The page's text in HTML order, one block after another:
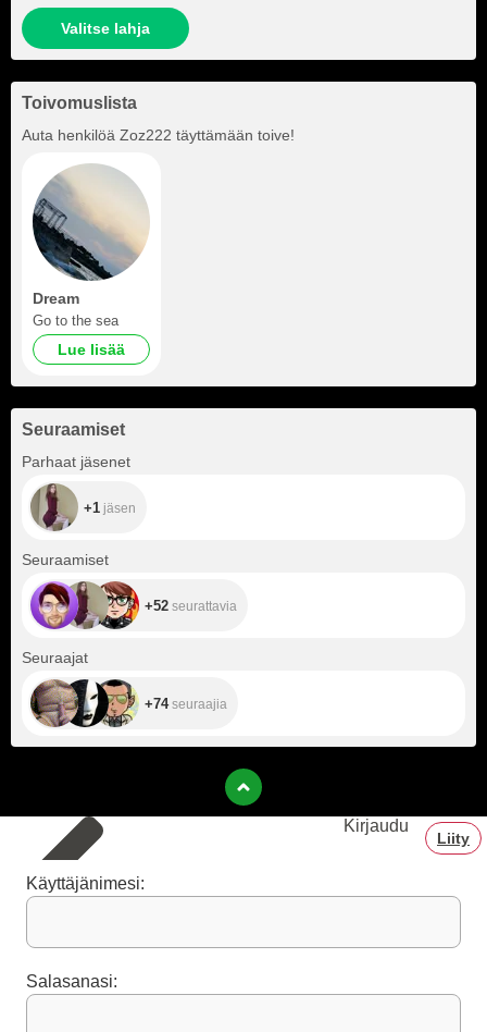
Valitse lahja
Toivomuslista
Auta henkilöä Zoz222 täyttämään toive!
Dream
Go to the sea
Lue lisää
Seuraamiset
Parhaat jäsenet
+1
+1 jäsen
Seuraamiset
+52 seurattavia
Seuraajat
+74seuraajia
Kirjaudu
Liity
Käyttäjänimesi:
Salasanasi: